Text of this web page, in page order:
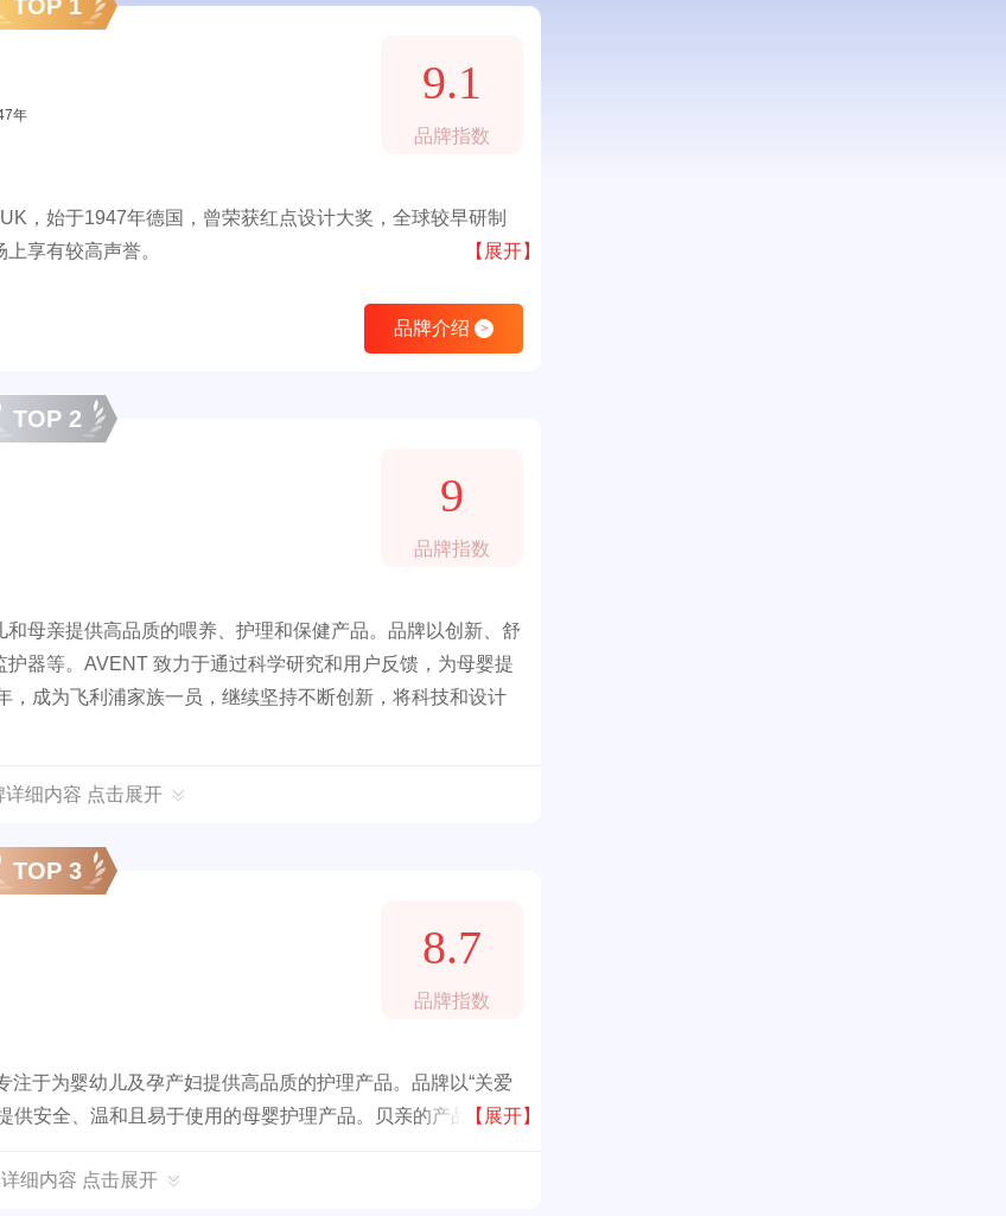
TOP 1
年
9.1
品牌指数
，始于1947年德国，曾荣获红点设计大奖，全球较早研制
享有较高声誉。
【展开】
品牌介绍 >
TOP 2
9
品牌指数
母亲提供高品质的喂养、护理和保健产品。品牌以创新、舒
器等。AVENT 致力于通过科学研究和用户反馈，为母婴提
成为飞利浦家族一员，继续坚持不断创新，将科技和设计
细内容 点击展开
TOP 3
8.7
品牌指数
于为婴幼儿及孕产妇提供高品质的护理产品。品牌以“关爱
供安全、温和且易于使用的母婴护理产品。贝亲的产品涵盖
【展开】
细内容 点击展开